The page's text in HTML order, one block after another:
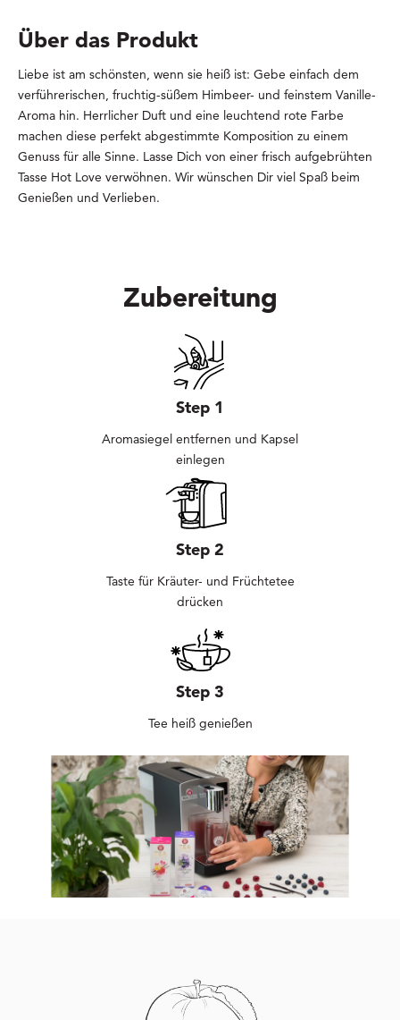
Über das Produkt
Liebe ist am schönsten, wenn sie heiß ist: Gebe einfach dem
verführerischen, fruchtig-süßem Himbeer- und feinstem Vanille-
Aroma hin. Herrlicher Duft und eine leuchtend rote Farbe
machen diese perfekt abgestimmte Komposition zu einem
Genuss für alle Sinne. Lasse Dich von einer frisch aufgebrühten
Tasse Hot Love verwöhnen. Wir wünschen Dir viel Spaß beim
Genießen und Verlieben.
Zubereitung
Step 1
Aromasiegel entfernen und Kapsel
einlegen
Step 2
Taste für Kräuter- und Früchtetee
drücken
Step 3
Tee heiß genießen